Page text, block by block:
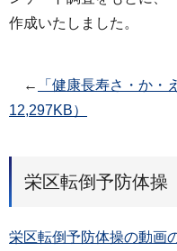
作成いたしました。
←
「健康長寿さ・か・
12,297KB）
栄区転倒予防体操
栄区転倒予防体操の動画